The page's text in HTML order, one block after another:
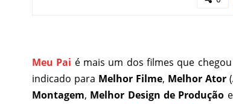
Meu Pai é mais um dos filmes que
indicado para Melhor Filme, Melhor Ator
Montagem, Melhor Design de Produção e